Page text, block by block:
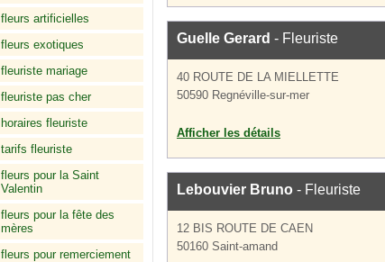
fleurs artificielles
fleurs exotiques
fleuriste mariage
fleuriste pas cher
horaires fleuriste
tarifs fleuriste
fleurs pour la Saint
Valentin
fleurs pour la fête des
mères
fleurs pour remerciement
Guelle Gerard - Fleuriste
40 ROUTE DE LA MIELLETTE
50590 Regnéville-sur-mer
Afficher les détails
Lebouvier Bruno - Fleuriste
12 BIS ROUTE DE CAEN
50160 Saint-amand